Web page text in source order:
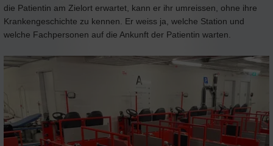
die Patientin am Zielort erwartet, kann er ihr umreissen, ohne ihre
Krankengeschichte zu kennen. Er weiss ja, welche Station und
welche Fachpersonen auf die Ankunft der Patientin warten.